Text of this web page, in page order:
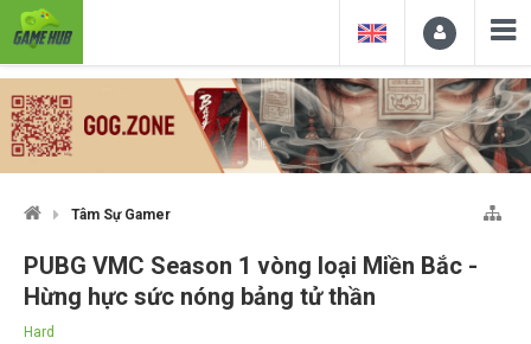
Tâm Sự Gamer
PUBG VMC Season 1 vòng loại Miền Bắc -
Hừng hực sức nóng bảng tử thần
Hard